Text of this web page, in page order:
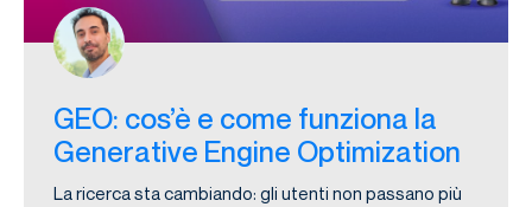
GEO: cos’è e come funziona la
Generative Engine Optimization
La ricerca sta cambiando: gli utenti non passano più